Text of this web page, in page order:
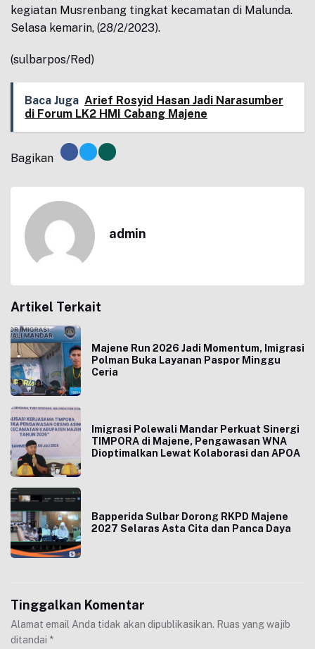
kegiatan Musrenbang tingkat kecamatan di Malunda.
Selasa kemarin, (28/2/2023).
(sulbarpos/Red)
Baca Juga Arief Rosyid Hasan Jadi Narasumber
di Forum LK2 HMI Cabang Majene
Bagikan
admin
Artikel Terkait
Majene Run 2026 Jadi Momentum, Imigrasi
Polman Buka Layanan Paspor Minggu
Ceria
Imigrasi Polewali Mandar Perkuat Sinergi
TIMPORA di Majene, Pengawasan WNA
Dioptimalkan Lewat Kolaborasi dan APOA
Bapperida Sulbar Dorong RKPD Majene
2027 Selaras Asta Cita dan Panca Daya
Tinggalkan Komentar
Alamat email Anda tidak akan dipublikasikan. Ruas yang wajib
ditandai *